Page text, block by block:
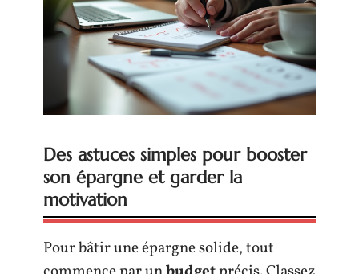
Des astuces simples pour booster
son épargne et garder la
motivation
Pour bâtir une épargne solide, tout